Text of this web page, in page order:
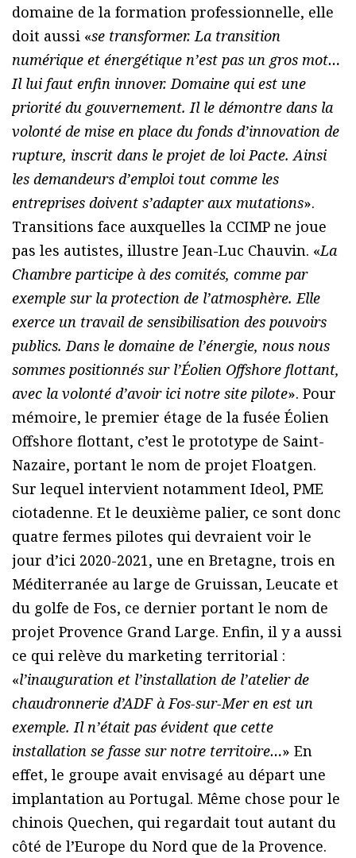
domaine de la formation professionnelle, elle
doit aussi «se transformer. La transition
numérique et énergétique n’est pas un gros mot…
Il lui faut enfin innover. Domaine qui est une
priorité du gouvernement. Il le démontre dans la
volonté de mise en place du fonds d’innovation de
rupture, inscrit dans le projet de loi Pacte. Ainsi
les demandeurs d’emploi tout comme les
entreprises doivent s’adapter aux mutations».
Transitions face auxquelles la CCIMP ne joue
pas les autistes, illustre Jean-Luc Chauvin. «La
Chambre participe à des comités, comme par
exemple sur la protection de l’atmosphère. Elle
exerce un travail de sensibilisation des pouvoirs
publics. Dans le domaine de l’énergie, nous nous
sommes positionnés sur l’Éolien Offshore flottant,
avec la volonté d’avoir ici notre site pilote». Pour
mémoire, le premier étage de la fusée Éolien
Offshore flottant, c’est le prototype de Saint-
Nazaire, portant le nom de projet Floatgen.
Sur lequel intervient notamment Ideol, PME
ciotadenne. Et le deuxième palier, ce sont donc
quatre fermes pilotes qui devraient voir le
jour d’ici 2020-2021, une en Bretagne, trois en
Méditerranée au large de Gruissan, Leucate et
du golfe de Fos, ce dernier portant le nom de
projet Provence Grand Large. Enfin, il y a aussi
ce qui relève du marketing territorial :
«l’inauguration et l’installation de l’atelier de
chaudronnerie d’ADF à Fos-sur-Mer en est un
exemple. Il n’était pas évident que cette
installation se fasse sur notre territoire…» En
effet, le groupe avait envisagé au départ une
implantation au Portugal. Même chose pour le
chinois Quechen, qui regardait tout autant du
côté de l’Europe du Nord que de la Provence.